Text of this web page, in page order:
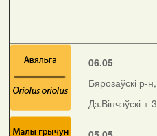
06.05
Бярозаўскі р-н,
Дз.Вінчэўскі + 3